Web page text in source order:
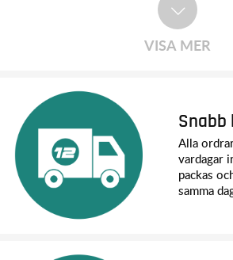
VISA MER
Snabb
Alla
vardagar
packas
samma